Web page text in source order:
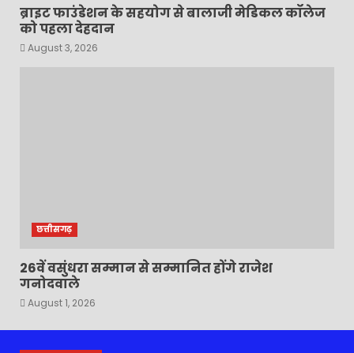
ब्राइट फाउंडेशन के सहयोग से बालाजी मेडिकल कॉलेज
को पहला देहदान
August 3, 2026
छत्तीसगढ़
26वें वसुंधरा सम्मान से सम्मानित होंगे राजेश
गनोदवाले
August 1, 2026